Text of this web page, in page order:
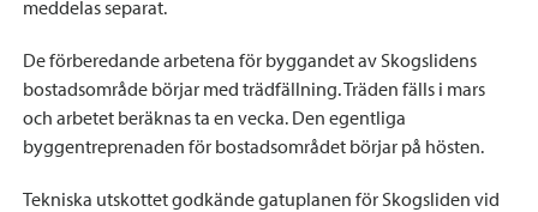
meddelas separat.
De förberedande arbetena för byggandet av Skogslidens
bostadsområde börjar med trädfällning. Träden fälls i mars
och arbetet beräknas ta en vecka. Den egentliga
byggentreprenaden för bostadsområdet börjar på hösten.
Tekniska utskottet godkände gatuplanen för Skogsliden vid